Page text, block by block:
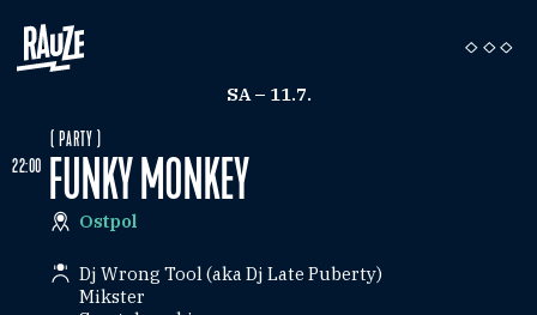
SA – 11.7.
22:00
( PARTY )
FUNKY MONKEY
Ostpol
Dj Wrong Tool (aka Dj Late Puberty)
Mikster